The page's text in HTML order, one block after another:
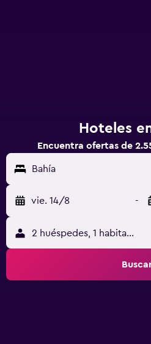
Hoteles
Encuentra ofertas de
Bahía
vie. 14/8 -
2 huéspedes, 1 habitación